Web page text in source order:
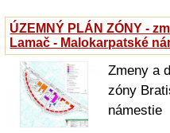
ÚZEMNÝ PLÁN ZÓNY -
Lamač - Malokarpatské
Zmeny a
zóny
námestie